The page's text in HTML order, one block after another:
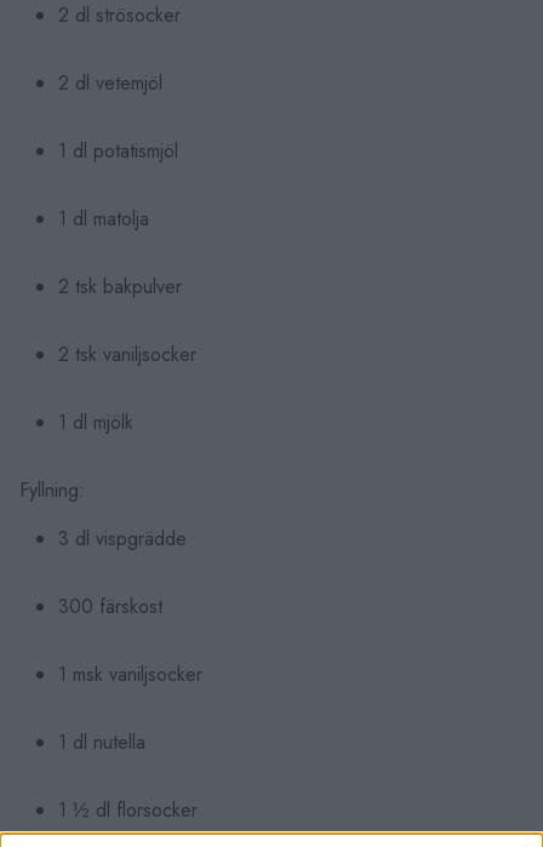
2 dl strösocker
2 dl vetemjöl
1 dl potatismjöl
1 dl matolja
2 tsk bakpulver
2 tsk vaniljsocker
1 dl mjölk
Fyllning:
3 dl vispgrädde
300 färskost
1 msk vaniljsocker
1 dl nutella
1 ½ dl florsocker